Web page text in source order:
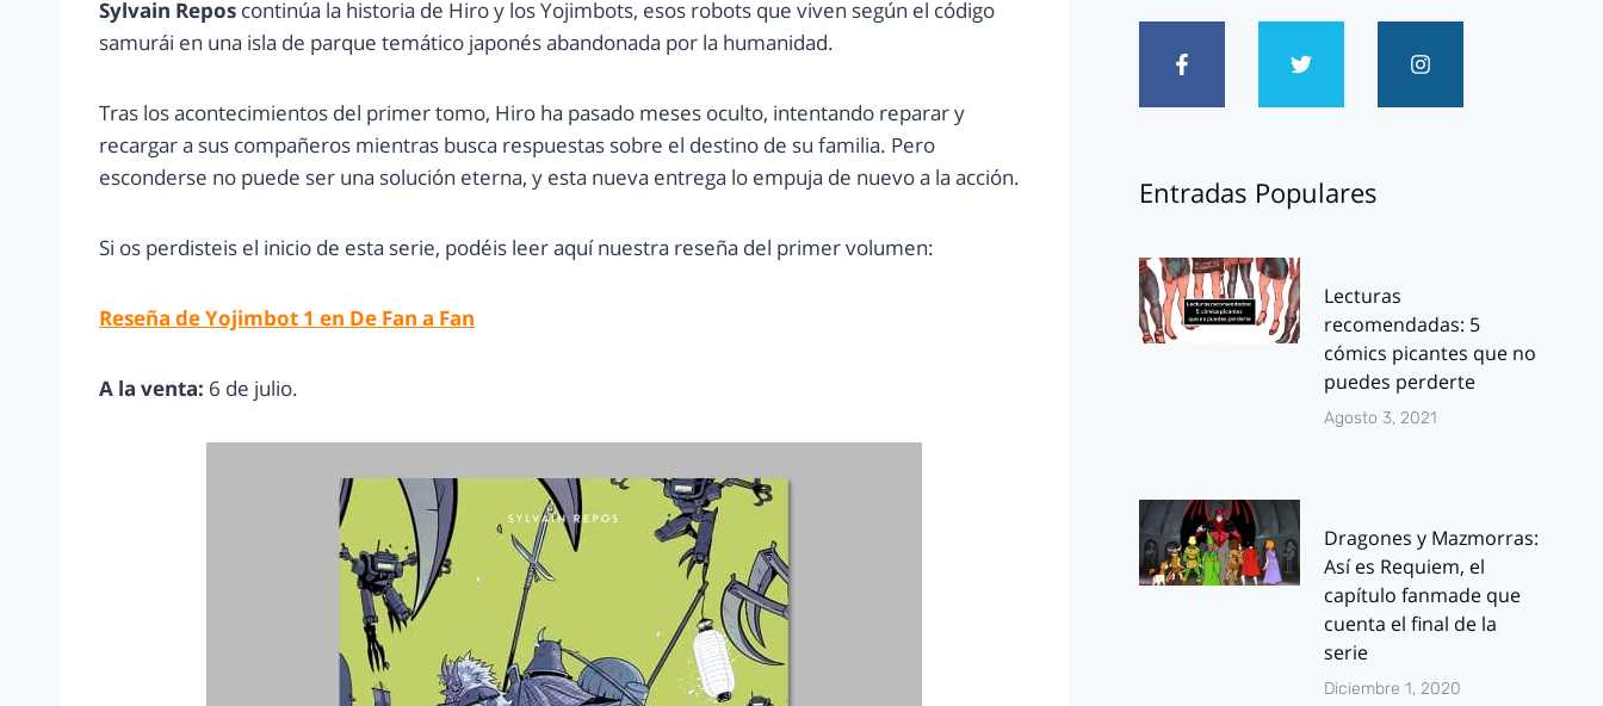
Sylvain Repos continúa la historia de Hiro y los Yojimbots, esos robots que viven según el código
samurái en una isla de parque temático japonés abandonada por la humanidad.
Tras los acontecimientos del primer tomo, Hiro ha pasado meses oculto, intentando reparar y
recargar a sus compañeros mientras busca respuestas sobre el destino de su familia. Pero
esconderse no puede ser una solución eterna, y esta nueva entrega lo empuja de nuevo a la acción.
Si os perdisteis el inicio de esta serie, podéis leer aquí nuestra reseña del primer volumen:
Reseña de Yojimbot 1 en De Fan a Fan
A la venta: 6 de julio.
Entradas Populares
Lecturas
recomendadas: 5
cómics picantes que no
puedes perderte
Agosto 3, 2021
Dragones y Mazmorras:
Así es Requiem, el
capítulo fanmade que
cuenta el final de la
serie
Diciembre 1, 2020